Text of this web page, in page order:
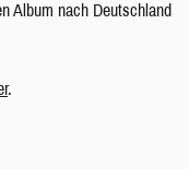
Album nach Deutschland
.